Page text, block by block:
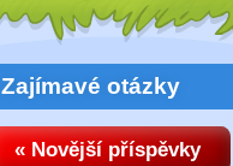
Zajímavé otázky
« Novější příspěvky